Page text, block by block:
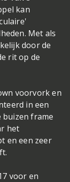
kan
Met als
door de
rit op de
voorvork en
in een
frame
het
en een zeer
voor en